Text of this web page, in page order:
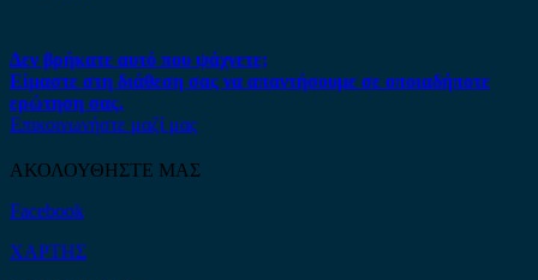
Δεν βρήκατε αυτό που ψάχνετε;
Είμαστε στη διάθεση σας να απαντήσουμε σε οποιαδήποτε
ερώτηση σας.
Επικοινωνήστε μαζί μας
ΑΚΟΛΟΥΘΗΣΤΕ ΜΑΣ
Facebook
ΧΑΡΤΗΣ